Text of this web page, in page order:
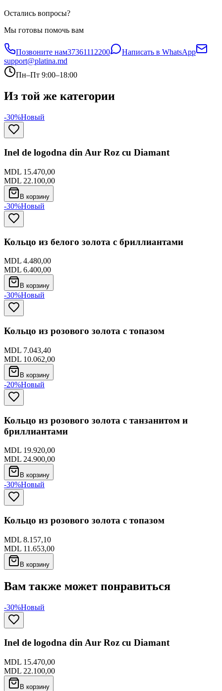
Остались вопросы?
Мы готовы помочь вам
Позвоните нам37361112200
Написать в WhatsApp
support@platina.md
Пн–Пт 9:00–18:00
Из той же категории
-30%Новый
Inel de logodna din Aur Roz cu Diamant
MDL 15.470,00
MDL 22.100,00
В корзину
-30%Новый
Кольцо из белого золота с бриллиантами
MDL 4.480,00
MDL 6.400,00
В корзину
-30%Новый
Кольцо из розового золота с топазом
MDL 7.043,40
MDL 10.062,00
В корзину
-20%Новый
Кольцо из розового золота с танзанитом и
бриллиантами
MDL 19.920,00
MDL 24.900,00
В корзину
-30%Новый
Кольцо из розового золота с топазом
MDL 8.157,10
MDL 11.653,00
В корзину
Вам также может понравиться
-30%Новый
Inel de logodna din Aur Roz cu Diamant
MDL 15.470,00
MDL 22.100,00
В корзину